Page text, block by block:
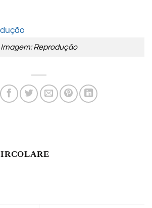
Imagem: Reprodução